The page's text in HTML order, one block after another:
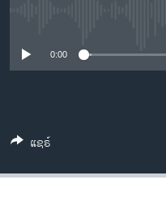
ຊີວິດຊາວລາວ
ທຸລະກິດ
ພາສາອັງກິດ
0:00
ແຊຣ໌